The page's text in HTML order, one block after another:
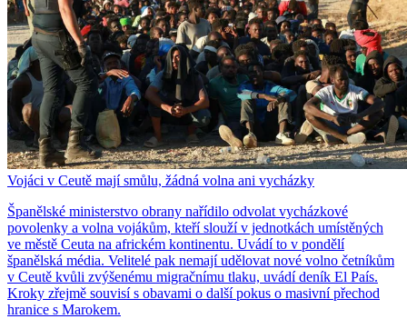
Vojáci v Ceutě mají smůlu, žádná volna ani vycházky
Španělské ministerstvo obrany nařídilo odvolat vycházkové
povolenky a volna vojákům, kteří slouží v jednotkách umístěných
ve městě Ceuta na africkém kontinentu. Uvádí to v pondělí
španělská média. Velitelé pak nemají udělovat nové volno četníkům
v Ceutě kvůli zvýšenému migračnímu tlaku, uvádí deník El País.
Kroky zřejmě souvisí s obavami o další pokus o masivní přechod
hranice s Marokem.